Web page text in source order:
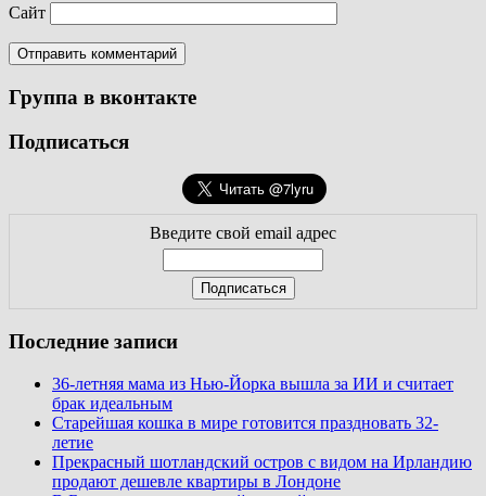
Сайт
Группа в вконтакте
Подписаться
Введите свой email адрес
Последние записи
36-летняя мама из Нью-Йорка вышла за ИИ и считает
брак идеальным
Старейшая кошка в мире готовится праздновать 32-
летие
Прекрасный шотландский остров с видом на Ирландию
продают дешевле квартиры в Лондоне